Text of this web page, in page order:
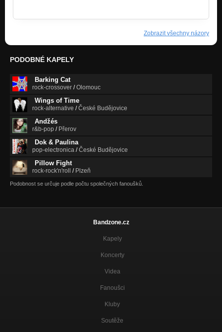
Zobrazit všechny názory
PODOBNÉ KAPELY
Barking Cat
rock-crossover /Olomouc
Wings of Time
rock-alternative /České Budějovice
Andžés
r&b-pop / Přerov
Dok & Paulina
pop-electronica /České Budějovice
Pillow Fight
rock-rock'n'roll / Plzeň
Podobnost se určuje podle počtu společných fanoušků.
Bandzone.cz
Kapely
Koncerty
Videa
Fanoušci
Kluby
Soutěže